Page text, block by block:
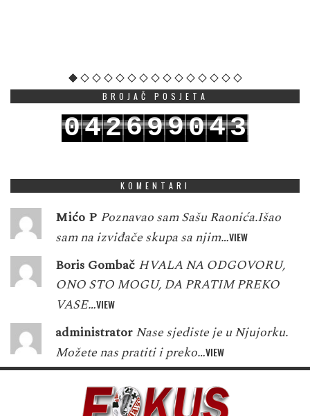
BROJAČ POSJETA
042699043
KOMENTARI
Mićo P Poznavao sam Sašu Raonića.Išao
sam na izviđače skupa sa njim…VIEW
Boris Gombač HVALA NA ODGOVORU,
ONO STO MOGU, DA PRATIM PREKO
VASE…VIEW
administrator Nase sjediste je u Njujorku.
Možete nas pratiti i preko…VIEW